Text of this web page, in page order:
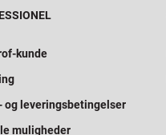
kunde
og leveringsbetingelser
muligheder